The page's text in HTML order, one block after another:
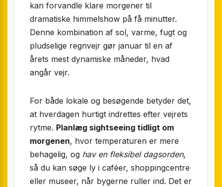
kan forvandle klare morgener til
dramatiske himmelshow på få minutter.
Denne kombination af sol, varme, fugt og
pludselige regnvejr gør januar til en af
årets mest dynamiske måneder, hvad
angår vejr.
For både lokale og besøgende betyder det,
at hverdagen hurtigt indrettes efter vejrets
rytme. Planlæg sightseeing tidligt om
morgenen, hvor temperaturen er mere
behagelig, og hav en fleksibel dagsorden,
så du kan søge ly i caféer, shoppingcentre
eller museer, når bygerne ruller ind. Det er